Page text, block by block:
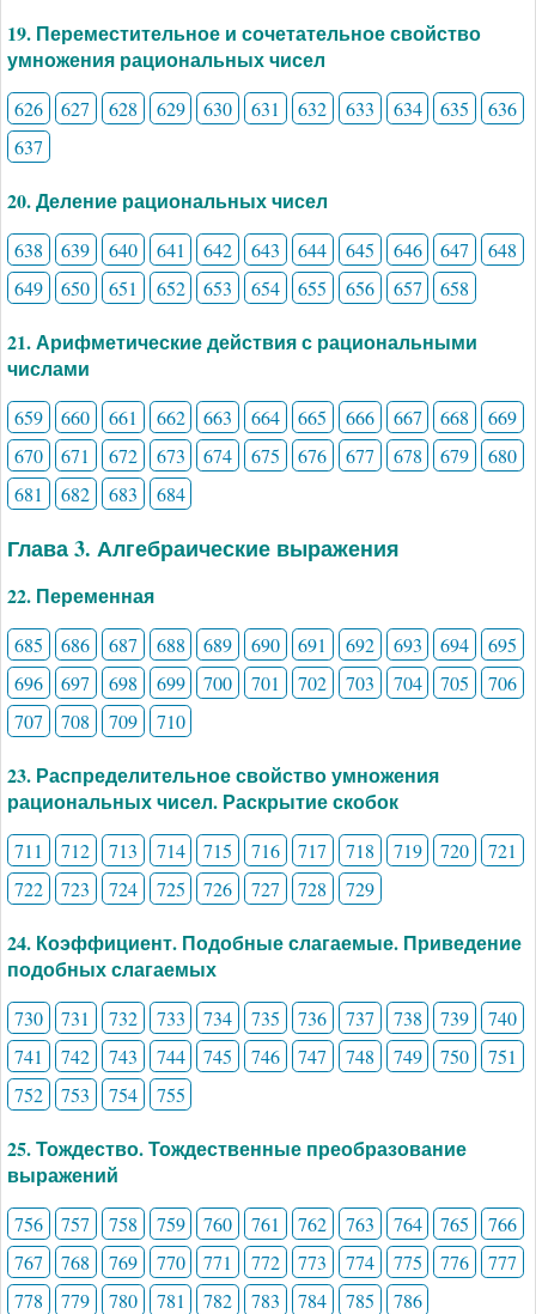
19. Переместительное и сочетательное свойство
умножения рациональных чисел
626 627 628 629 630 631 632 633 634 635
636
637
20. Деление рациональных чисел
638 639 640 641 642 643 644 645 646 647
648
649
650 651 652 653 654 655 656 657 658
21. Арифметические действия с рациональными
числами
659 660 661 662 663 664 665 666 667 668
669
670
671 672 673 674 675 676 677 678 679
680
681
682 683 684
Глава 3. Алгебраические выражения
22. Переменная
685 686 687 688 689 690 691 692 693 694
695
696
697 698 699 700 701 702 703 704 705
706
707
708 709 710
23. Распределительное свойство умножения
рациональных чисел. Раскрытие скобок
711 712 713 714 715 716 717 718 719 720
721
722
723 724 725 726 727 728 729
24. Коэффициент. Подобные слагаемые. Приведение
подобных слагаемых
730 731 732 733 734 735 736 737 738 739
740
741
742 743 744 745 746 747 748 749 750
751
752
753 754 755
25. Тождество. Тождественные преобразование
выражений
756 757 758 759 760 761 762 763 764 765
766
767
768 769 770 771 772 773 774 775 776
777
778
779 780 781 782 783 784 785 786